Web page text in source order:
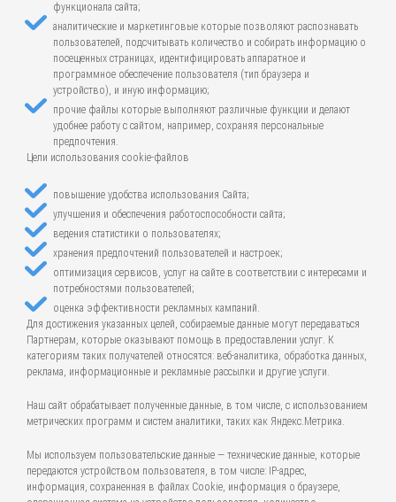
функционала сайта;
аналитические и маркетинговые которые позволяют распознавать
пользователей, подсчитывать количество и собирать информацию о
посещенных страницах, идентифицировать аппаратное и
программное обеспечение пользователя (тип браузера и
устройство), и иную информацию;
прочие файлы которые выполняют различные функции и делают
удобнее работу с сайтом, например, сохраняя персональные
предпочтения.
Цели использования cookie-файлов
повышение удобства использования Сайта;
улучшения и обеспечения работоспособности сайта;
ведения статистики о пользователях;
хранения предпочтений пользователей и настроек;
оптимизация сервисов, услуг на сайте в соответствии с интересами и
потребностями пользователей;
оценка эффективности рекламных кампаний.
Для достижения указанных целей, собираемые данные могут передаваться
Партнерам, которые оказывают помощь в предоставлении услуг. К
категориям таких получателей относятся: веб-аналитика, обработка данных,
реклама, информационные и рекламные рассылки и другие услуги.
Наш сайт обрабатывает полученные данные, в том числе, с использованием
метрических программ и систем аналитики, таких как Яндекс.Метрика.
Мы используем пользовательские данные — технические данные, которые
передаются устройством пользователя, в том числе: IP-адрес,
информация, сохраненная в файлах Cookie, информация о браузере,